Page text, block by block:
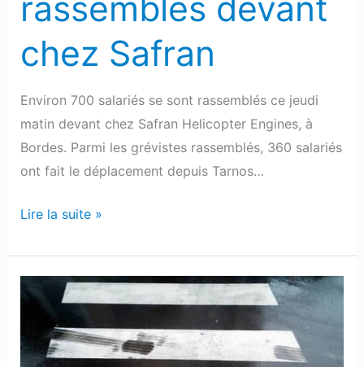
chez Safran
Environ 700 salariés se sont rassemblés ce jeudi
matin devant chez Safran Helicopter Engines, à
Bordes. Parmi les grévistes rassemblés, 360 salariés
ont fait le déplacement depuis Tarnos…
Lire la suite »
Oloron
Deux
piétons